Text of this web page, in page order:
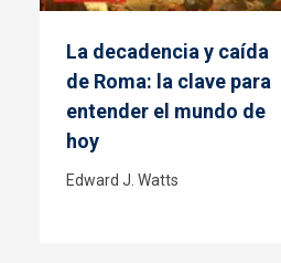
La decadencia y caída
de Roma: la clave para
entender el mundo de
hoy
Edward J. Watts